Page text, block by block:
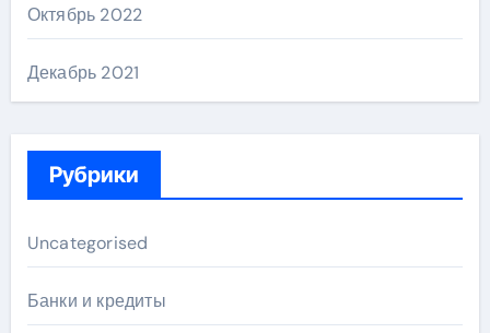
Октябрь 2022
Декабрь 2021
Рубрики
Uncategorised
Банки и кредиты